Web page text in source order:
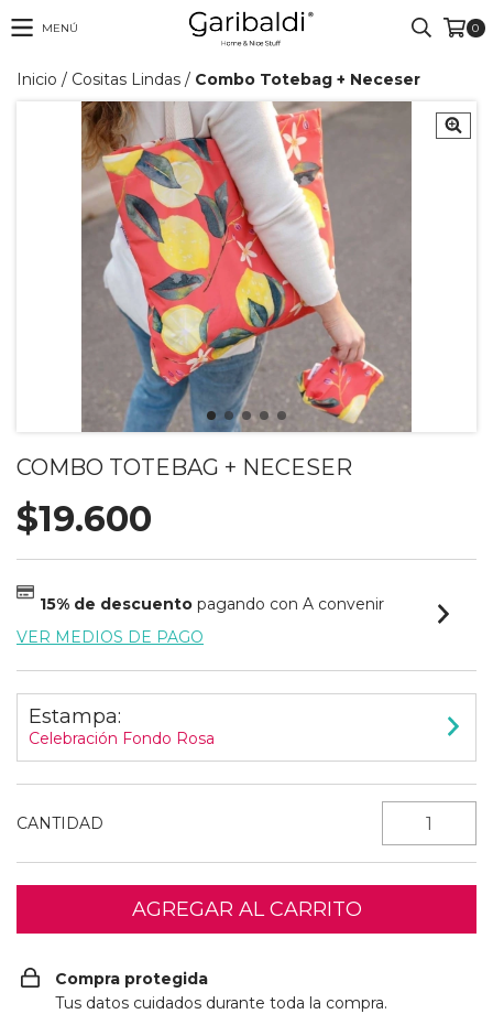
MENÚ 0
Inicio / Cositas Lindas / Combo Totebag + Neceser
COMBO TOTEBAG + NECESER
$19.600
15% de descuentopagando con A convenir
VER MEDIOS DE PAGO
Estampa:
Celebración Fondo Rosa
CANTIDAD
Compra protegida
Tus datos cuidados durante toda la compra.